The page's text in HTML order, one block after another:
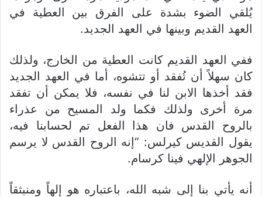
يُلقي الضوء بشدة على الفرق بين العطية في
العهد القديم وبينها في العهد الجديد.
ففي العهد القديم كانت العطية من الخارج، ولذلك
كان سهلاً أن تُفقد أو تتشوه، أما في العهد الجديد
فقد أخذها الابن لنا في نفسه، فلا يمكن أن تفقد
مرة أخرى ولذلك فكما ولد المسيح من عذراء
بالروح القدس فان هذا الفعل تم لحسابنا فيه،
يقول القديس كيرلس: “إنه الروح القدس لا يرسم
الجوهر الإلهي فينا كرسام.
أنه يأتي بنا إلى شبه الله، باعتباره هو إلهاً ومنبثقاً